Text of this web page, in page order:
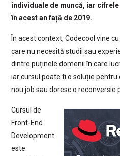
individuale de muncă, iar
în acest an față de 2019.
În acest context, Codecool vine
care nu necesită studii sau
dintre puținele domenii în care
iar cursul poate fi o soluție
nou job sau doresc o reconversie
Cursul de
Front-End
Development
este